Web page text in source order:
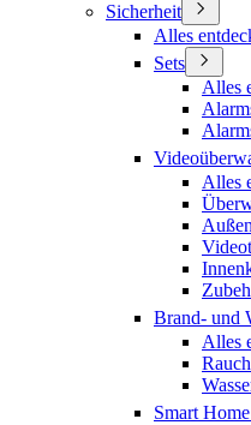
Sicherheit
Alles
Sets
Alles
Alles
Brand- und
Alles
Smart